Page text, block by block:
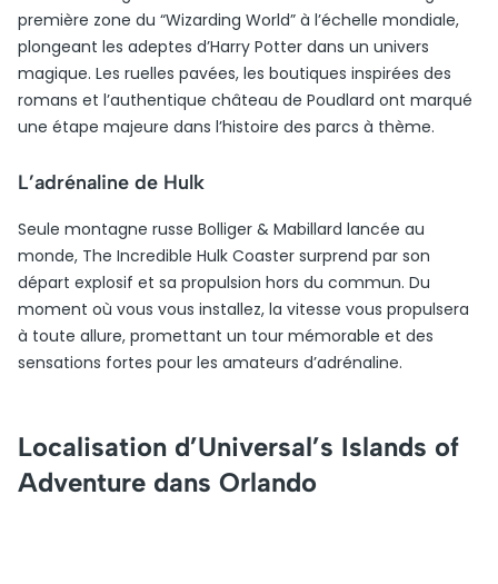
première zone du “Wizarding World” à l’échelle mondiale,
plongeant les adeptes d’Harry Potter dans un univers
magique. Les ruelles pavées, les boutiques inspirées des
romans et l’authentique château de Poudlard ont marqué
une étape majeure dans l’histoire des parcs à thème.
L’adrénaline de Hulk
Seule montagne russe Bolliger & Mabillard lancée au
monde, The Incredible Hulk Coaster surprend par son
départ explosif et sa propulsion hors du commun. Du
moment où vous vous installez, la vitesse vous propulsera
à toute allure, promettant un tour mémorable et des
sensations fortes pour les amateurs d’adrénaline.
Localisation d’Universal’s Islands of
Adventure dans Orlando